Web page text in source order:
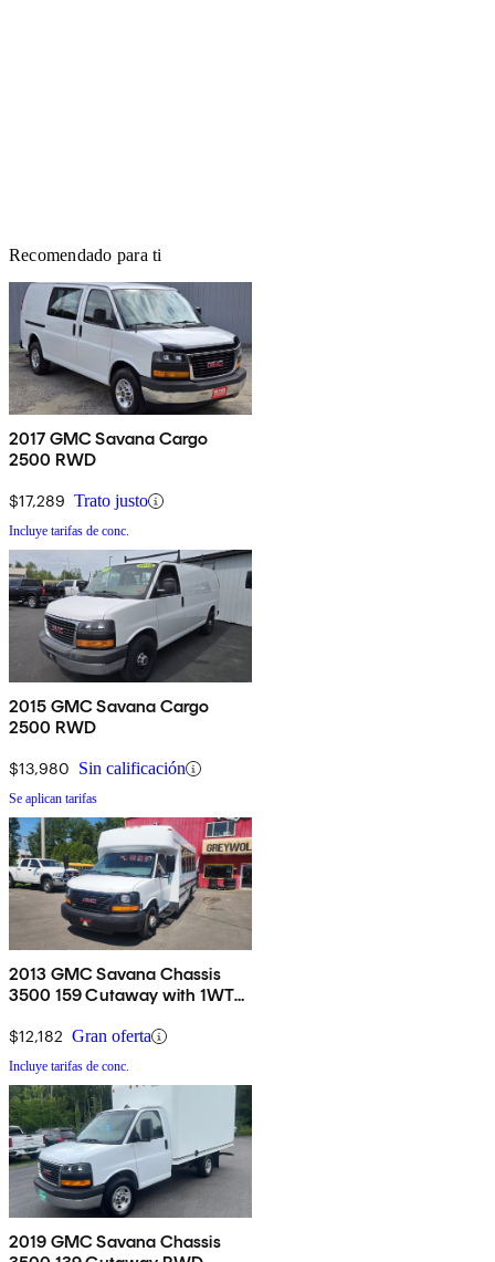
Recomendado para ti
2017 GMC Savana Cargo
2500 RWD
$17,289 Trato justo
Incluye tarifas de conc.
2015 GMC Savana Cargo
2500 RWD
$13,980 Sin calificación
Se aplican tarifas
2013 GMC Savana Chassis
3500 159 Cutaway with 1WT
$12,182 Gran oferta
Incluye tarifas de conc.
2019 GMC Savana Chassis